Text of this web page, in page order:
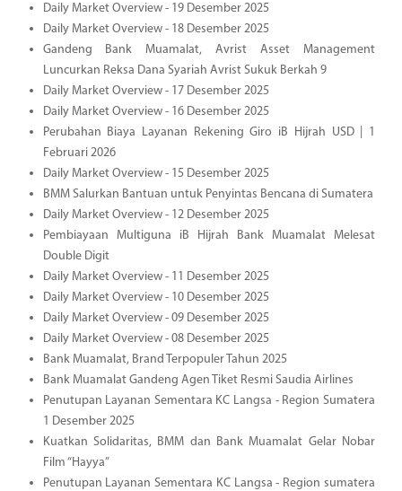
Daily Market Overview - 19 Desember 2025
Daily Market Overview - 18 Desember 2025
Gandeng Bank Muamalat, Avrist Asset Management
Luncurkan Reksa Dana Syariah Avrist Sukuk Berkah 9
Daily Market Overview - 17 Desember 2025
Daily Market Overview - 16 Desember 2025
Perubahan Biaya Layanan Rekening Giro iB Hijrah USD | 1
Februari 2026
Daily Market Overview - 15 Desember 2025
BMM Salurkan Bantuan untuk Penyintas Bencana di Sumatera
Daily Market Overview - 12 Desember 2025
Pembiayaan Multiguna iB Hijrah Bank Muamalat Melesat
Double Digit
Daily Market Overview - 11 Desember 2025
Daily Market Overview - 10 Desember 2025
Daily Market Overview - 09 Desember 2025
Daily Market Overview - 08 Desember 2025
Bank Muamalat, Brand Terpopuler Tahun 2025
Bank Muamalat Gandeng Agen Tiket Resmi Saudia Airlines
Penutupan Layanan Sementara KC Langsa - Region Sumatera
1 Desember 2025
Kuatkan Solidaritas, BMM dan Bank Muamalat Gelar Nobar
Film “Hayya”
Penutupan Layanan Sementara KC Langsa - Region sumatera